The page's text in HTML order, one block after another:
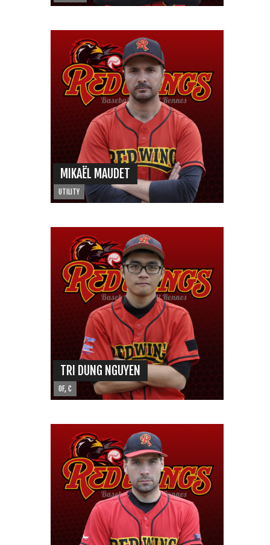
MIKAËL MAUDET
UTILITY
TRI DUNG NGUYEN
OF, C